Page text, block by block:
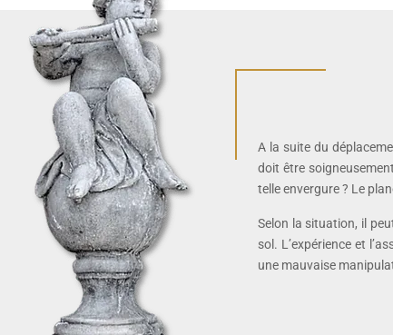
A la suite du
doit être
telle envergure ? Le
Selon la situation, il
sol. L’expérience et
une mauvaise